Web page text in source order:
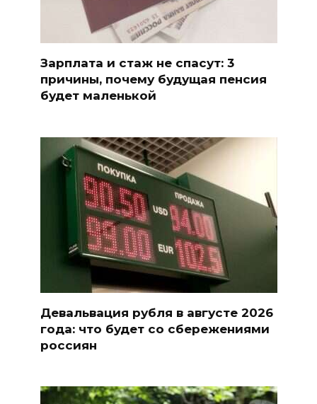
Зарплата и стаж не спасут: 3
причины, почему будущая пенсия
будет маленькой
Девальвация рубля в августе 2026
года: что будет со сбережениями
россиян